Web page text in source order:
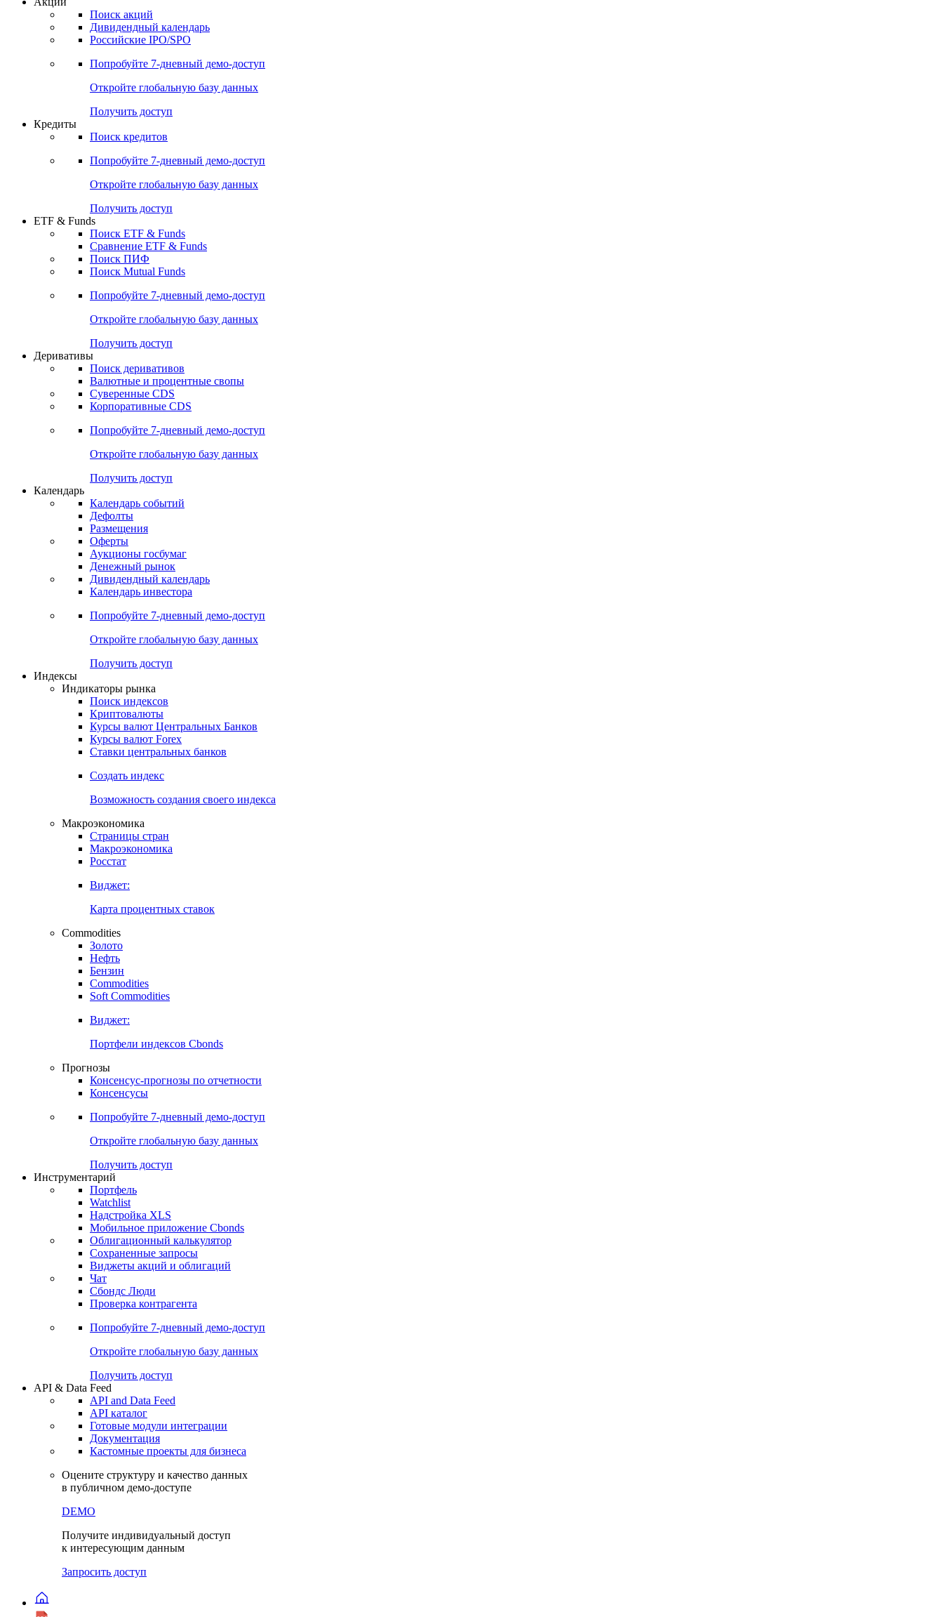
Откройте глобальную базу данных
Получить доступ
Акции
Поиск акций
Дивидендный календарь
Российские IPO/SPO
Попробуйте7-дневный
Откройте глобальную базу данных
Получить доступ
Кредиты
Поиск кредитов
Попробуйте7-дневный
Откройте глобальную базу данных
Получить доступ
ETF & Funds
Поиск ETF & Funds
Сравнение ETF & Funds
Поиск ПИФ
Поиск Mutual Funds
Попробуйте7-дневный
Откройте глобальную базу данных
Получить доступ
Деривативы
Поиск деривативов
Валютные и процентные свопы
Суверенные CDS
Корпоративные CDS
Попробуйте7-дневный
Откройте глобальную базу данных
Получить доступ
Календарь
Календарь событий
Дефолты
Размещения
Оферты
Аукционы госбумаг
Денежный рынок
Дивидендный календарь
Календарь инвестора
Попробуйте7-дневный
Получить доступ
Индикаторы рынка
Поиск индексов
Криптовалюты
Курсы валют Центральных Банков
Курсы валют Forex
Ставки центральных банков
Создать индекс
Возможность создания своего индекса
Макроэкономика
Страницы стран
Макроэкономика
Росстат
Виджет:
Карта процентных ставок
Commodities
Золото
Нефть
Бензин
Commodities
Soft Commodities
Виджет:
Портфели индексов Cbonds
Прогнозы
Консенсус-прогнозы по отчетности
Консенсусы
Попробуйте7-дневный
Откройте глобальную базу данных
Получить доступ
Инструментарий
Портфель
Watchlist
Надстройка XLS
Мобильное приложение Cbonds
Облигационный калькулятор
Сохраненные запросы
Виджеты акций и облигаций
Чат
Сбондс Люди
Проверка контрагента
Попробуйте7-дневный
Откройте глобальную базу данных
Получить доступ
API & Data Feed
API and Data Feed
API каталог
Документация
Кастомные проекты для бизнеса
Оцените структуру и качество данных
в публичном демо-доступе
DEMO
Получите индивидуальный доступ